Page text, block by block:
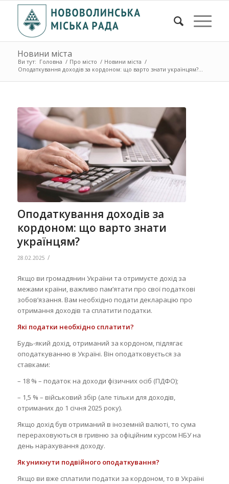
Новини міста
Ви тут: Головна / Про місто / Новини міста /
Оподаткування доходів за кордоном: що варто знати українцям?...
Оподаткування доходів за
кордоном: що варто знати
українцям?
28.02.2025 /
Якщо ви громадянин України та отримуєте дохід за
межами країни, важливо пам’ятати про свої податкові
зобов’язання. Вам необхідно подати декларацію про
отримання доходів та сплатити податки.
Які податки необхідно сплатити?
Будь-який дохід, отриманий за кордоном, підлягає
оподаткуванню в Україні. Він оподатковується за
ставками:
– 18 % – податок на доходи фізичних осіб (ПДФО);
– 1,5 % – військовий збір (але тільки для доходів,
отриманих до 1 січня 2025 року).
Якщо дохід був отриманий в іноземній валюті, то сума
перераховуються в гривню за офіційним курсом НБУ на
день нарахування доходу.
Як уникнути подвійного оподаткування?
Якщо ви вже сплатили податки за кордоном, то в Україні